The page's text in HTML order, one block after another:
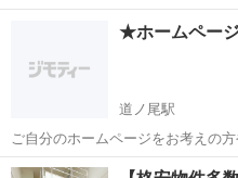
ームページを作ってほしい方、有
ッセージかお電話にて
佐世保市
★ホームペー
道ノ尾駅
ご自分のホームページをお考えの
を作りたいと 考えられてる方 お手
長崎 長崎市 道ノ尾駅